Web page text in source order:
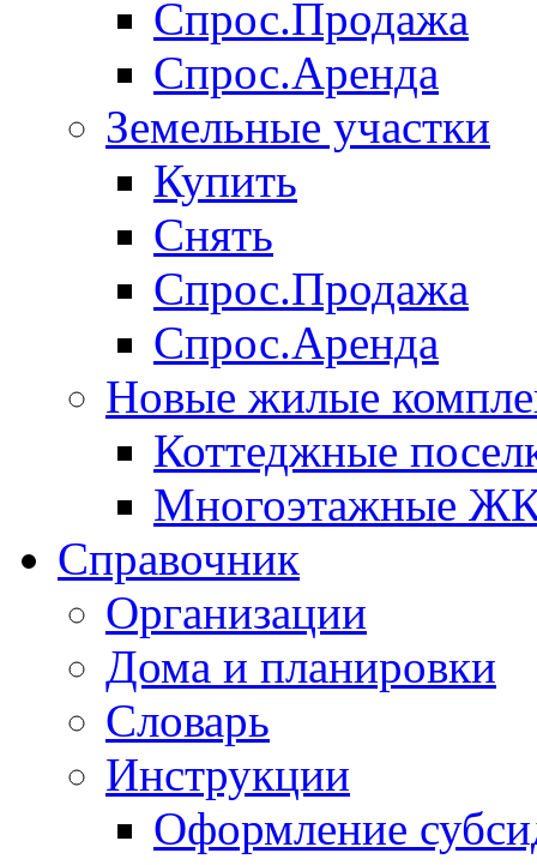
Спрос.Продажа
Спрос.Аренда
Земельные участки
Купить
Снять
Спрос.Продажа
Спрос.Аренда
Новые жилые
Коттеджные
Многоэтажные
Справочник
Организации
Дома и планировки
Словарь
Инструкции
Оформление